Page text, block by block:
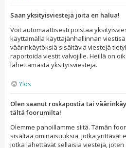
Saan yksityisviestejä joita en halua!
Voit automaattisesti poistaa
käyttämällä käyttäjänhallinnan
väärinkäytöksiä sisältäviä viestejä
raportoida viestit valvojille. Heillä on
lähettämästä yksityisviestejä.
Ylös
Olen saanut roskapostia tai
tältä foorumilta!
Olemme pahoillamme siitä. Tämän
sisältää ominaisuuksia, jotka yrittävät
jotka lähettävät sellaisia viestejä,